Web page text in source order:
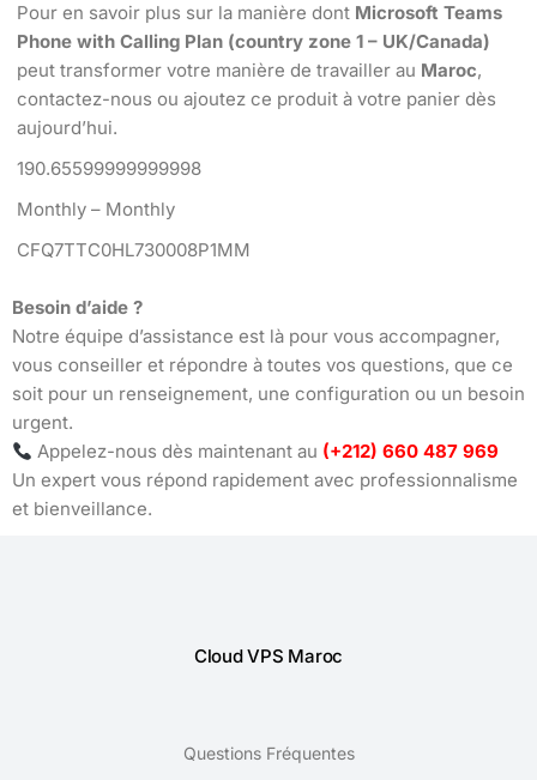
Pour en savoir plus sur la manière dont Microsoft Teams
Phone with Calling Plan (country zone 1 – UK/Canada)
peut transformer votre manière de travailler au Maroc,
contactez-nous ou ajoutez ce produit à votre panier dès
aujourd’hui.
190.65599999999998
Monthly – Monthly
CFQ7TTC0HL730008P1MM
Besoin d’aide ?
Notre équipe d’assistance est là pour vous accompagner,
vous conseiller et répondre à toutes vos questions, que ce
soit pour un renseignement, une configuration ou un besoin
urgent.
Appelez-nous dès maintenant au (+212) 660 487 969
Un expert vous répond rapidement avec professionnalisme
et bienveillance.
Cloud VPS Maroc
Questions Fréquentes